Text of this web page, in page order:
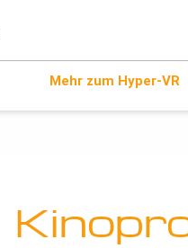
Mehr zum Hyper-VR